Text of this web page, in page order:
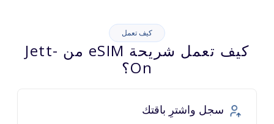
كيف تعمل
كيف تعمل شريحة eSIM من Jett-
On؟
سجل واشترِ باقتك